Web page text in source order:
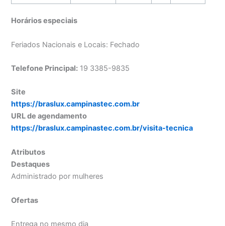
Horários especiais
Feriados Nacionais e Locais: Fechado
Telefone Principal: 19 3385-9835
Site
https://braslux.campinastec.com.br
URL de agendamento
https://braslux.campinastec.com.br/visita-tecnica
Atributos
Destaques
Administrado por mulheres
Ofertas
Entrega no mesmo dia